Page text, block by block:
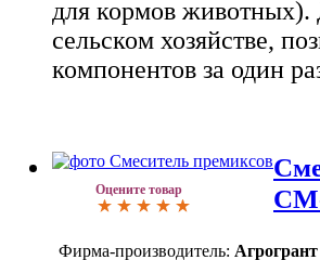
для кормов животных).
сельском хозяйстве,
компонентов за один
Оцените товар
Фирма-производитель: Агрогрант